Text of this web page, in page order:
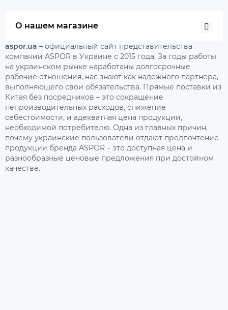
О нашем магазине
aspor.ua – официальный сайт представительства
компании ASPOR в Украине с 2015 года. За годы работы
на украинском рынке наработаны долгосрочные
рабочие отношения, нас знают как надежного партнера,
выполняющего свои обязательства. Прямые поставки из
Китая без посредников – это сокращение
непроизводительных расходов, снижение
себестоимости, и адекватная цена продукции,
необходимой потребителю. Одна из главных причин,
почему украинские пользователи отдают предпочтение
продукции бренда ASPOR – это доступная цена и
разнообразные ценовые предложения при достойном
качестве.